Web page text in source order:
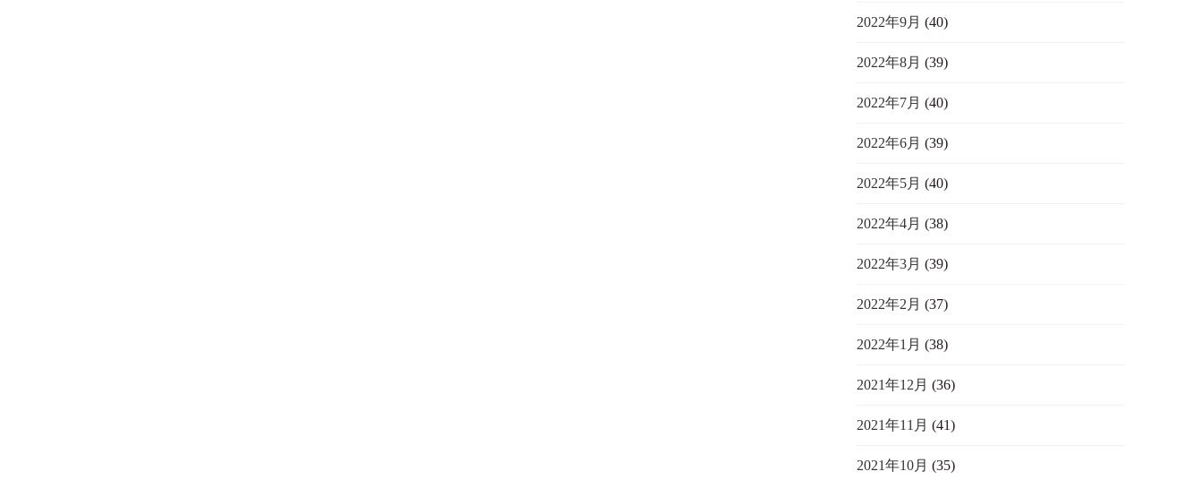
2022年9月 (40)
2022年8月 (39)
2022年7月 (40)
2022年6月 (39)
2022年5月 (40)
2022年4月 (38)
2022年3月 (39)
2022年2月 (37)
2022年1月 (38)
2021年12月 (36)
2021年11月 (41)
2021年10月 (35)